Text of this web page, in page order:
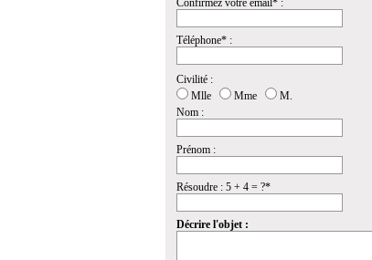
Confirmez votre email* :
Téléphone* :
Civilité :
Mlle
Mme
M.
Nom :
Prénom :
Résoudre : 5 + 4 = ?*
Décrire l'objet :